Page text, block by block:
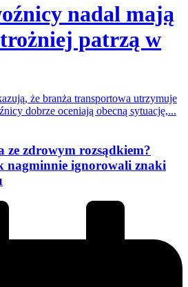
nadal mają
patrzą w
że branża transportowa utrzymuje
dobrze oceniają obecną sytuację,...
zdrowym rozsądkiem?
nagminnie ignorowali znaki